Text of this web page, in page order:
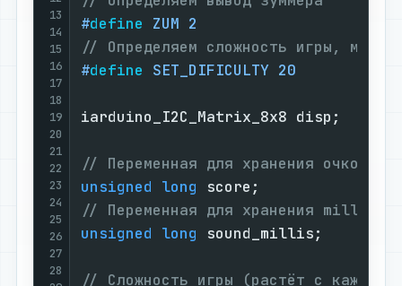
13
14
15
16
17
18
19
20
21
22
23
24
25
26
27
28
#define ZUM 2
// Определяем сложность игры,
#define SET_DIFICULTY 20
iarduino_I2C_Matrix_8x8 disp;
// Переменная для хранения очков
unsigned long
// Переменная для хранения millis
unsigned long sound_millis;
// Сложность игры (растёт с каждой